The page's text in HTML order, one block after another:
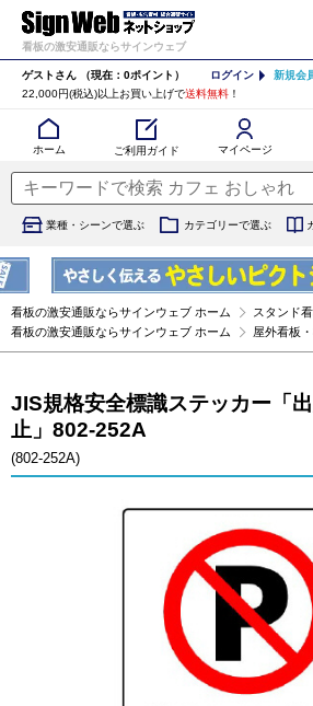
看板の激安通販ならサインウェブ
ゲストさん （現在：0ポイント） ログイン
新規会
22,000円(税込)以上お買い上げで送料無料 ！
ホーム ご利用ガイド マイページ
業種・シーンで選ぶ カテゴリーで選ぶ
看板の激安通販ならサインウェブ ホーム スタンド
看板の激安通販ならサインウェブ ホーム
屋外看板
JIS規格安全標識ステッカー「
止」802-252A
(802-252A)